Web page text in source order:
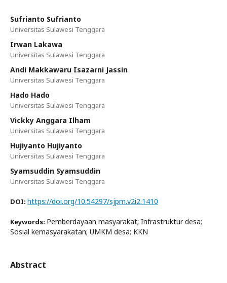
Sufrianto Sufrianto
Universitas Sulawesi Tenggara
Irwan Lakawa
Universitas Sulawesi Tenggara
Andi Makkawaru Isazarni Jassin
Universitas Sulawesi Tenggara
Hado Hado
Universitas Sulawesi Tenggara
Vickky Anggara Ilham
Universitas Sulawesi Tenggara
Hujiyanto Hujiyanto
Universitas Sulawesi Tenggara
Syamsuddin Syamsuddin
Universitas Sulawesi Tenggara
DOI: https://doi.org/10.54297/sjpm.v2i2.1410
Keywords: Pemberdayaan masyarakat; Infrastruktur desa;
Sosial kemasyarakatan; UMKM desa; KKN
Abstract